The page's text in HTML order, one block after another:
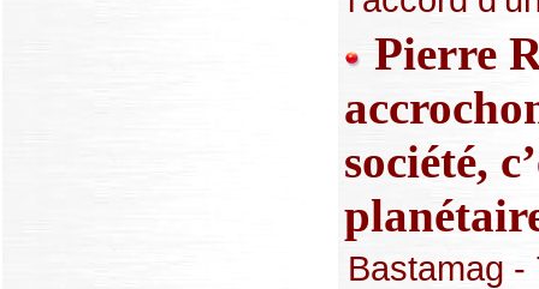
Pierre
société,
Bastamag -